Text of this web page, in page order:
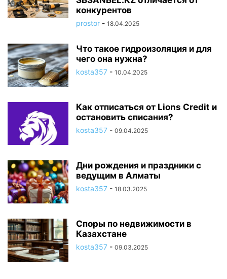
конкурентов
prostor - 18.04.2025
Что такое гидроизоляция и для
чего она нужна?
kosta357 - 10.04.2025
Как отписаться от Lions Credit и
остановить списания?
kosta357 - 09.04.2025
Дни рождения и праздники с
ведущим в Алматы
kosta357 - 18.03.2025
Споры по недвижимости в
Казахстане
kosta357 - 09.03.2025